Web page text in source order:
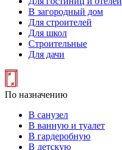
В загородный дом
Для строителей
Для школ
Строительные
Для дачи
По назначению
В санузел
В ванную и туалет
В гардеробную
В детскую